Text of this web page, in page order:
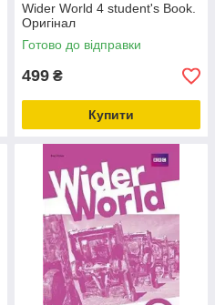
Wider World 4 student's Book.
Оригінал
Готово до відправки
499 ₴
Купити